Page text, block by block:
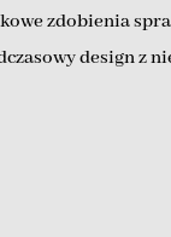
zdobienia
design